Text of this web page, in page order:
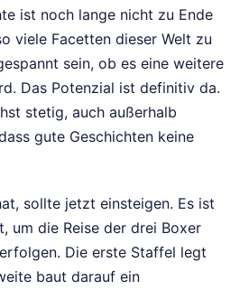
ist noch lange nicht zu Ende
viele Facetten dieser Welt zu
sein, ob es eine weitere
Das Potenzial ist definitiv da.
stetig, auch außerhalb
gute Geschichten keine
sollte jetzt einsteigen. Es ist
um die Reise der drei Boxer
Die erste Staffel legt
baut darauf ein